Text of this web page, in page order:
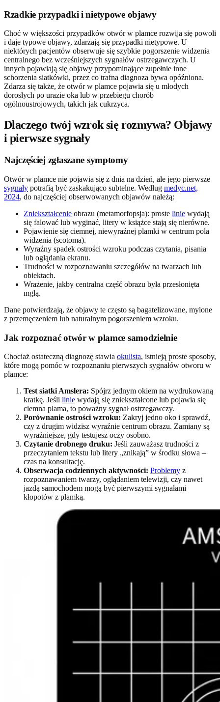
Rzadkie przypadki i nietypowe objawy
Choć w większości przypadków otwór w plamce rozwija się powoli
i daje typowe objawy, zdarzają się przypadki nietypowe. U
niektórych pacjentów obserwuje się szybkie pogorszenie widzenia
centralnego bez wcześniejszych sygnałów ostrzegawczych. U
innych pojawiają się objawy przypominające zupełnie inne
schorzenia siatkówki, przez co trafna diagnoza bywa opóźniona.
Zdarza się także, że otwór w plamce pojawia się u młodych
dorosłych po urazie oka lub w przebiegu chorób
ogólnoustrojowych, takich jak cukrzyca.
Dlaczego twój wzrok się rozmywa? Objawy
i pierwsze sygnały
Najczęściej zgłaszane symptomy
Otwór w plamce nie pojawia się z dnia na dzień, ale jego pierwsze
sygnały potrafią być zaskakująco subtelne. Według medyc.net,
2024, do najczęściej obserwowanych objawów należą:
Zniekształcenie obrazu (metamorfopsja): proste linie wydają
się falować lub wyginać, litery w książce stają się nierówne.
Pojawienie się ciemnej, niewyraźnej plamki w centrum pola
widzenia (scotoma).
Wyraźny spadek ostrości wzroku podczas czytania, pisania
lub oglądania ekranu.
Trudności w rozpoznawaniu szczegółów na twarzach lub
obiektach.
Wrażenie, jakby centralna część obrazu była przesłonięta
mgłą.
Dane potwierdzają, że objawy te często są bagatelizowane, mylone
z przemęczeniem lub naturalnym pogorszeniem wzroku.
Jak rozpoznać otwór w plamce samodzielnie
Chociaż ostateczną diagnozę stawia okulista, istnieją proste sposoby,
które mogą pomóc w rozpoznaniu pierwszych sygnałów otworu w
plamce:
Test siatki Amslera: Spójrz jednym okiem na wydrukowaną
kratkę. Jeśli linie wydają się zniekształcone lub pojawia się
ciemna plama, to poważny sygnał ostrzegawczy.
Porównanie ostrości wzroku: Zakryj jedno oko i sprawdź,
czy z drugim widzisz wyraźnie centrum obrazu. Zamiany są
wyraźniejsze, gdy testujesz oczy osobno.
Czytanie drobnego druku: Jeśli zauważasz trudności z
przeczytaniem tekstu lub litery „znikają” w środku słowa –
czas na konsultację.
Obserwacja codziennych aktywności: Problemy z
rozpoznawaniem twarzy, oglądaniem telewizji, czy nawet
jazdą samochodem mogą być pierwszymi sygnałami
kłopotów z plamką.